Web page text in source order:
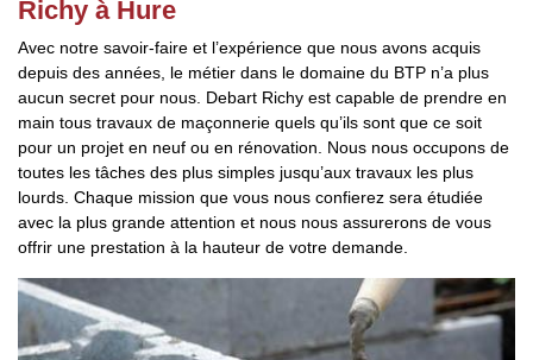
Richy à Hure
Avec notre savoir-faire et l’expérience que nous avons acquis
depuis des années, le métier dans le domaine du BTP n’a plus
aucun secret pour nous. Debart Richy est capable de prendre en
main tous travaux de maçonnerie quels qu’ils sont que ce soit
pour un projet en neuf ou en rénovation. Nous nous occupons de
toutes les tâches des plus simples jusqu’aux travaux les plus
lourds. Chaque mission que vous nous confierez sera étudiée
avec la plus grande attention et nous nous assurerons de vous
offrir une prestation à la hauteur de votre demande.